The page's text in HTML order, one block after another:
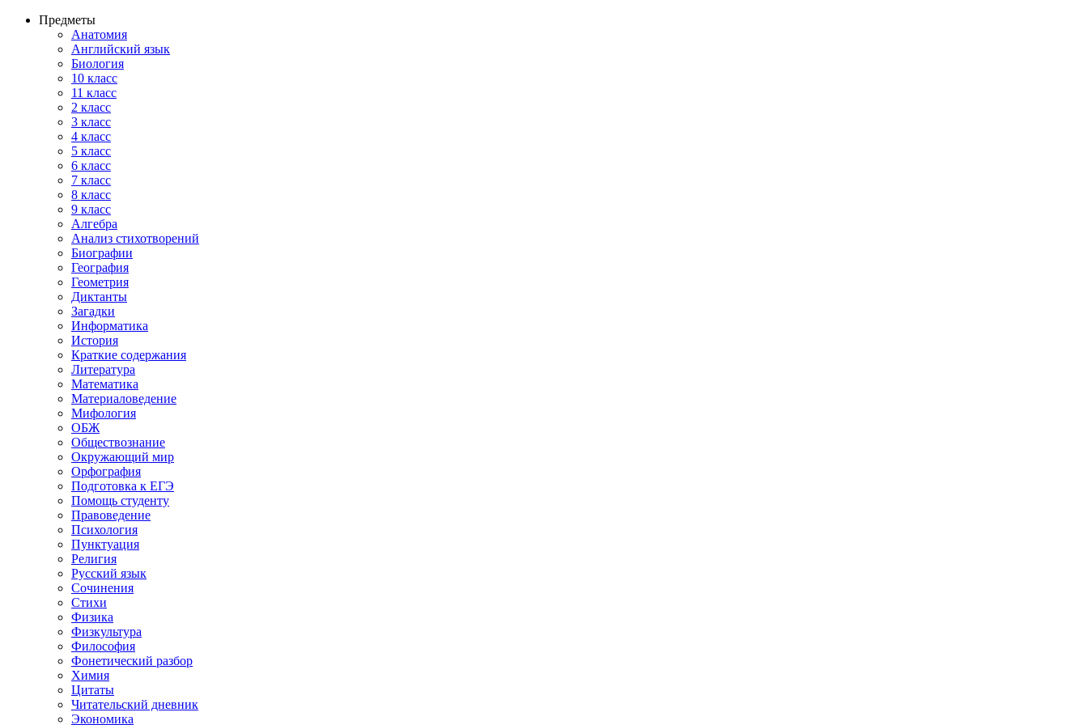
Предметы
Анатомия
Английский язык
Биология
10 класс
11 класс
2 класс
3 класс
4 класс
5 класс
6 класс
7 класс
8 класс
9 класс
Алгебра
Анализ стихотворений
Биографии
География
Геометрия
Диктанты
Загадки
Информатика
История
Краткие содержания
Литература
Математика
Материаловедение
Мифология
ОБЖ
Обществознание
Окружающий мир
Орфография
Подготовка к ЕГЭ
Помощь студенту
Правоведение
Психология
Пунктуация
Религия
Русский язык
Сочинения
Стихи
Физика
Физкультура
Философия
Фонетический разбор
Химия
Цитаты
Читательский дневник
Экономика